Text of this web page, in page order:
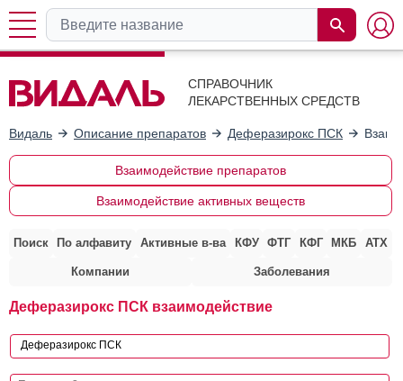
СПРАВОЧНИК
ЛЕКАРСТВЕННЫХ СРЕДСТВ
Видаль Описание препаратов Деферазирокс ПСК
Взаимодействие препаратов
Взаимодействие активных веществ
Поиск По алфавиту Активные в-ва КФУ ФТГ КФГ МКБ АТХ
Компании Заболевания
Деферазирокс ПСК взаимодействие